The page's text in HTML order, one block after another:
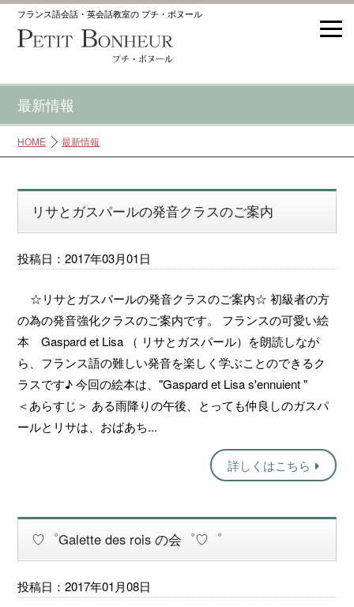
フランス語会話・英会話教室の プチ・ボヌール
最新情報
HOME 最新情報
リサとガスパールの発音クラスのご案内
投稿日：2017年03月01日
☆リサとガスパールの発音クラスのご案内☆ 初級者の方
の為の発音強化クラスのご案内です。 フランスの可愛い絵
本 Gaspard et Lisa （ リサとガスパール）を朗読しなが
ら、フランス語の難しい発音を楽しく学ぶことのできるク
ラスです♪ 今回の絵本は、"Gaspard et Lisa s'ennuient "
＜あらすじ＞ ある雨降りの午後、とっても仲良しのガスパ
ールとリサは、おばあち...
詳しくはこちら
♡゜Galette des rois の会゜♡゜
投稿日：2017年01月08日